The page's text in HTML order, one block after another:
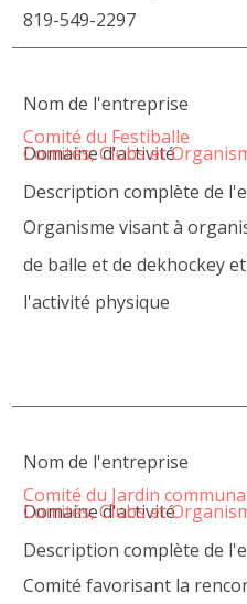
819-549-2297
Nom de l'entreprise
Comité du Festiballe
Domaine d'activité
Comités, Clubs et
Description complète de
Organisme visant à
de balle et de dekhockey
l'activité physique
Nom de l'entreprise
Comité du Jardin
Domaine d'activité
Comités, Clubs et
Description complète de
Comité favorisant la